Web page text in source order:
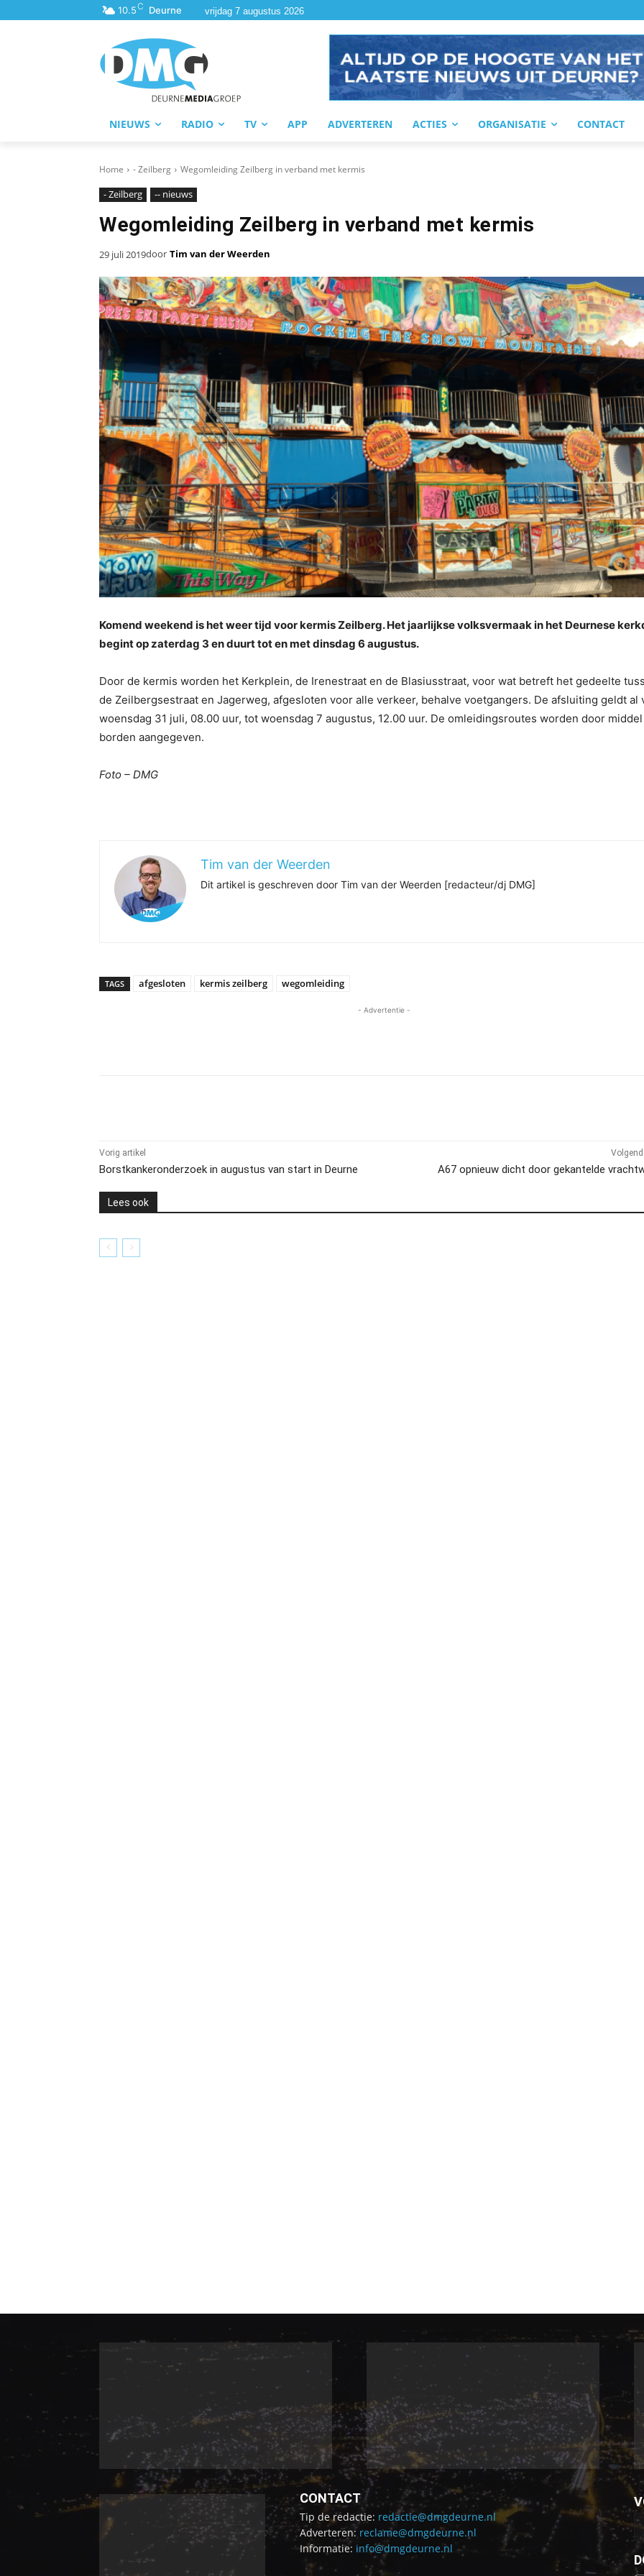
10.5C Deurne vrijdag 7 augustus 2026
NIEUWS RADIO TV APP ADVERTEREN ACTIES ORGANISATIE CONTACT
Home - Zeilberg Wegomleiding Zeilberg in verband met kermis
- Zeilberg -- nieuws
Wegomleiding Zeilberg in verband met kermis
29 juli 2019door Tim van der Weerden
Komend weekend is het weer tijd voor kermis Zeilberg. Het jaarlijkse volksvermaak in het Deurnese
begint op zaterdag 3 en duurt tot en met dinsdag 6 augustus.
Door de kermis worden het Kerkplein, de Irenestraat en de Blasiusstraat, voor wat betreft het gedeelte
de Zeilbergsestraat en Jagerweg, afgesloten voor alle verkeer, behalve voetgangers. De afsluiting geldt al
woensdag 31 juli, 08.00 uur, tot woensdag 7 augustus, 12.00 uur. De omleidingsroutes worden door middel
borden aangegeven.
Foto – DMG
Tim van der Weerden
Dit artikel is geschreven door Tim van der Weerden [redacteur/dj DMG]
TAGS afgesloten kermis zeilberg wegomleiding
- Advertentie -
Vorig artikel
Borstkankeronderzoek in augustus van start in Deurne A67 opnieuw dicht door gekantelde
Lees ook
CONTACT
Tip de redactie: redactie@dmgdeurne.nl
Adverteren: reclame@dmgdeurne.nl
Informatie: info@dmgdeurne.nl